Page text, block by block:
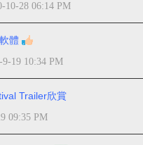
10-28 06:14 PM
體
9-19 10:34 PM
Trailer欣賞
09:35 PM